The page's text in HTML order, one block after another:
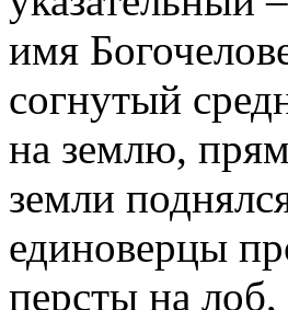
имя
согнутый
на землю,
земли
единоверцы
персты на